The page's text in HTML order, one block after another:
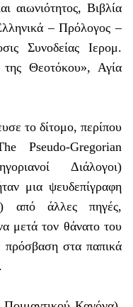
αιωνιότητος, Βιβλία
– Πρόλογος –
Συνοδείας Ιερομ.
Θεοτόκου», Αγία
το δίτομο, περίπου
Pseudo-Gregorian
Διάλογοι)
μια ψευδεπίγραφη
από άλλες πηγές,
μετά τον θάνατο του
πρόσβαση στα παπικά